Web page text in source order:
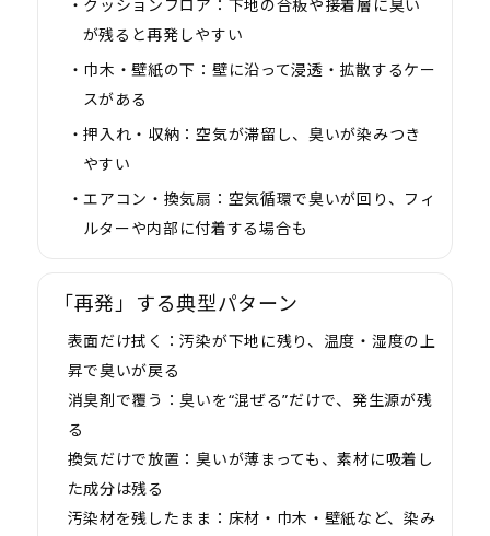
クッションフロア： 下地の合板や接着層に臭い
が残ると再発しやすい
巾木・壁紙の下： 壁に沿って浸透・拡散するケー
スがある
押入れ・収納：空気が滞留し、臭いが染みつき
やすい
エアコン・換気扇： 空気循環で臭いが回り、フィ
ルターや内部に付着する場合も
「再発」する典型パターン
表面だけ拭く：汚染が下地に残り、温度・湿度の上
昇で臭いが戻る
消臭剤で覆う：臭いを“混ぜる”だけで、発生源が残
る
換気だけで放置：臭いが薄まっても、素材に吸着し
た成分は残る
汚染材を残したまま： 床材・巾木・壁紙など、染み